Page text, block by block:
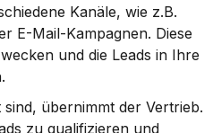
Kanäle, wie z.B.
E-Mail-Kampagnen. Diese
und die Leads in Ihre
übernimmt der Vertrieb.
zu qualifizieren und